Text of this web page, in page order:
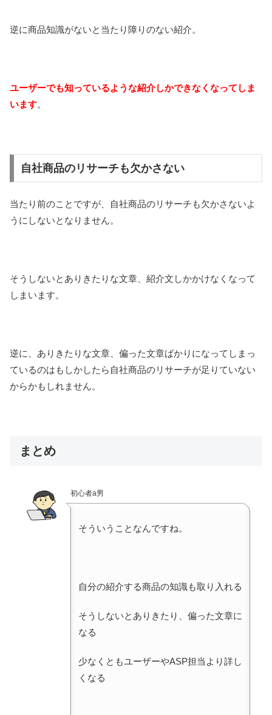
逆に商品知識がないと当たり障りのない紹介。
ユーザーでも知っているような紹介しかできなくなってしま
います。
自社商品のリサーチも欠かさない
当たり前のことですが、自社商品のリサーチも欠かさないよ
うにしないとなりません。
そうしないとありきたりな文章、紹介文しかかけなくなって
しまいます。
逆に、ありきたりな文章、偏った文章ばかりになってしまっ
ているのはもしかしたら自社商品のリサーチが足りていない
からかもしれません。
まとめ
初心者a男
そういうことなんですね。
自分の紹介する商品の知識も取り入れる
そうしないとありきたり、偏った文章に
なる
少なくともユーザーやASP担当より詳し
くなる